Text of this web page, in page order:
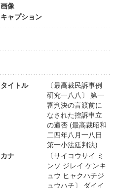
画像
キャプション
タイトル
〔最高裁民訴事例
研究一八八〕 第一
審判決の言渡前に
なされた控訴申立
の適否 (最高裁昭和
二四年八月一八日
第一小法廷判決)
カナ
〔サイコウサイ ミ
ンソ ジレイ ケンキ
ュウ ヒャクハチジ
ュウハチ〕 ダイイ